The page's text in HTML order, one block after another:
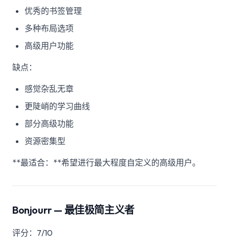
优秀的书签管理
多种布局选项
高级用户功能
缺点：
感觉杂乱无章
更陡峭的学习曲线
部分高级功能
资源密集型
**最适合：**希望进行最大程度自定义的高级用户。
Bonjourr — 最佳极简主义者
评分：7/10